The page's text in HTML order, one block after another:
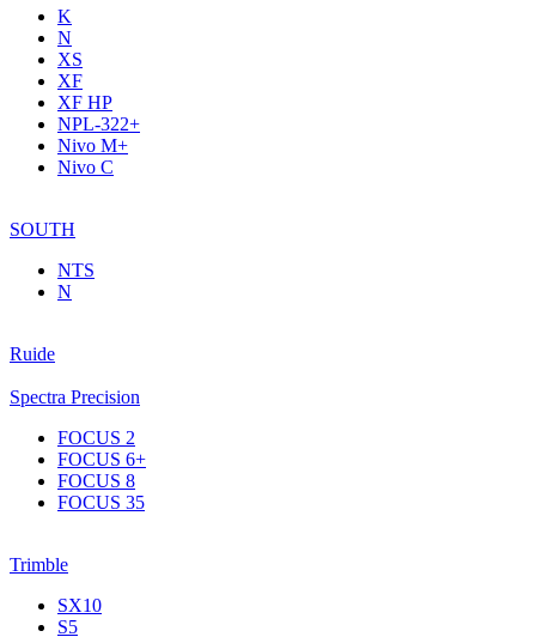
K
N
XS
XF
XF НР
NPL-322+
Nivo M+
Nivo C
SOUTH
NTS
N
Ruide
Spectra Precision
FOCUS 2
FOCUS 6+
FOCUS 8
FOCUS 35
Trimble
SX10
S5